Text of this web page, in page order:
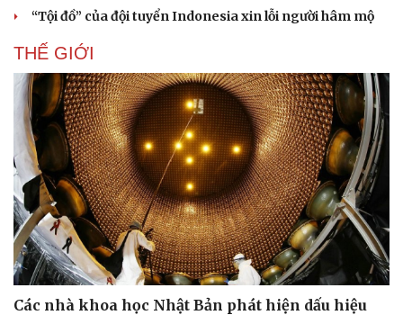
Du lịch
Tư vấn
Săn Tour
check-in
Podcast
Câu chuyện thời sự
Đọc truyện đêm khuya
Cửa sổ tình yêu
Kể chuyện cho bé
Hạt giống tâm hồn
“Tội đồ” của đội tuyển Indonesia xin lỗi người hâm mộ
THẾ GIỚI
Các nhà khoa học Nhật Bản phát hiện dấu hiệu